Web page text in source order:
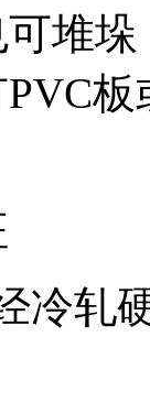
堆
冷轧